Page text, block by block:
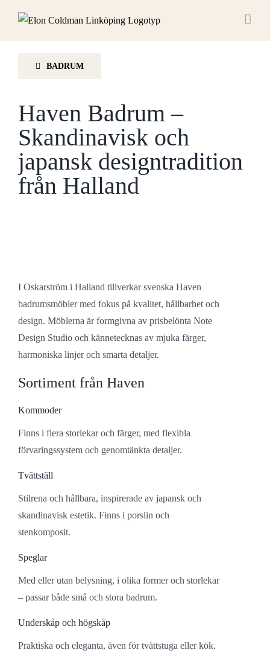
innehållet
BADRUM
Haven Badrum –
Skandinavisk och
japansk designtradition
från Halland
I Oskarström i Halland tillverkar svenska Haven
badrumsmöbler med fokus på kvalitet, hållbarhet och
design. Möblerna är formgivna av prisbelönta Note
Design Studio och kännetecknas av mjuka färger,
harmoniska linjer och smarta detaljer.
Sortiment från Haven
Kommoder
Finns i flera storlekar och färger, med flexibla
förvaringssystem och genomtänkta detaljer.
Tvättställ
Stilrena och hållbara, inspirerade av japansk och
skandinavisk estetik. Finns i porslin och
stenkomposit.
Speglar
Med eller utan belysning, i olika former och storlekar
– passar både små och stora badrum.
Underskåp och högskåp
Praktiska och eleganta, även för tvättstuga eller kök.